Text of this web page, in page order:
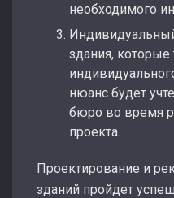
необходимого
здания, которые
нюанс будет
бюро во время
проекта.
Проектирование и
зданий пройдет